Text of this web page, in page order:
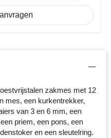
zakmes met 12
mes, een kurkentrekker,
van 3 en 6 mm, een
priem, een pons, een
en een sleutelring.